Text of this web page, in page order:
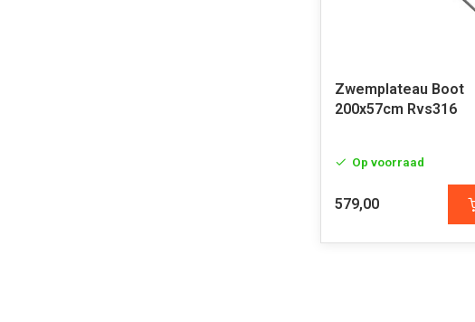
Zwemplateau Boot
200x57cm Rvs316
Op voorraad
579,00